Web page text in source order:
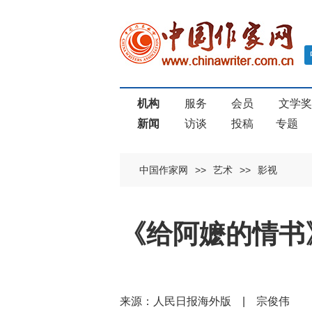
机构 服务 会员
文学
新闻
访谈 投稿 专题
中国作家网 >> 艺术 >> 影视
《给阿嬷的情
来源：人民日报海外版 | 宗俊伟